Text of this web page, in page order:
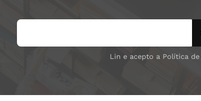
Lin e acepto a Política